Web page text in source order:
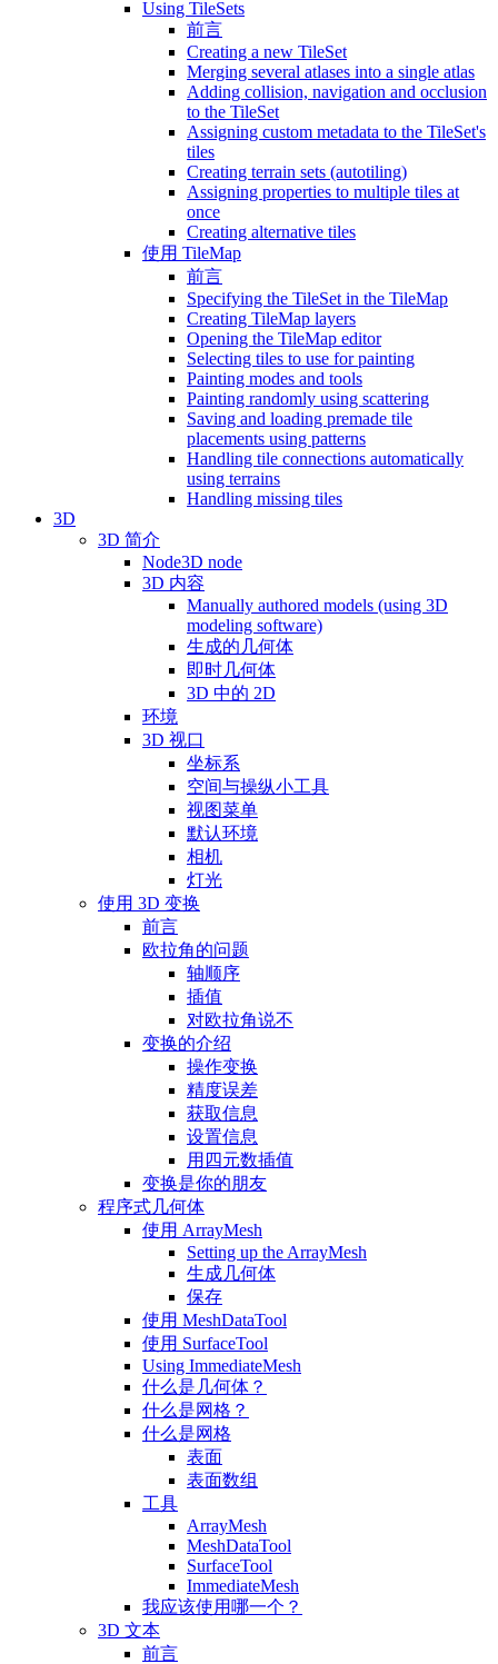
Using TileSets
前言
Creating a new TileSet
Merging several atlases into a single atlas
Adding collision, navigation and occlusion
to the TileSet
Assigning custom metadata to the TileSet's
tiles
Creating terrain sets (autotiling)
Assigning properties to multiple tiles at
once
Creating alternative tiles
使用 TileMap
前言
Specifying the TileSet in the TileMap
Creating TileMap layers
Opening the TileMap editor
Selecting tiles to use for painting
Painting modes and tools
Painting randomly using scattering
Saving and loading premade tile
placements using patterns
Handling tile connections automatically
using terrains
Handling missing tiles
3D
3D 简介
Node3D node
3D 内容
Manually authored models (using 3D
modeling software)
生成的几何体
即时几何体
3D 中的 2D
环境
3D 视口
坐标系
空间与操纵小工具
视图菜单
默认环境
相机
灯光
使用 3D 变换
前言
欧拉角的问题
轴顺序
插值
对欧拉角说不
变换的介绍
操作变换
精度误差
获取信息
设置信息
用四元数插值
变换是你的朋友
程序式几何体
使用 ArrayMesh
Setting up the ArrayMesh
生成几何体
保存
使用 MeshDataTool
使用 SurfaceTool
Using ImmediateMesh
什么是几何体？
什么是网格？
什么是网格
表面
表面数组
工具
ArrayMesh
MeshDataTool
SurfaceTool
ImmediateMesh
我应该使用哪一个？
3D 文本
前言